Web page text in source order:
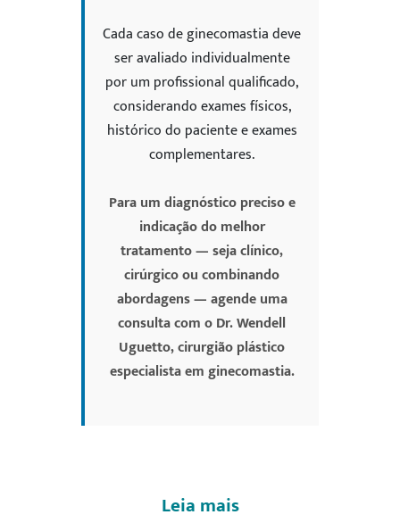
Cada caso de ginecomastia deve
ser avaliado individualmente
por um profissional qualificado,
considerando exames físicos,
histórico do paciente e exames
complementares.
Para um diagnóstico preciso e
indicação do melhor
tratamento — seja clínico,
cirúrgico ou combinando
abordagens — agende uma
consulta com o Dr. Wendell
Uguetto, cirurgião plástico
especialista em ginecomastia.
Leia mais